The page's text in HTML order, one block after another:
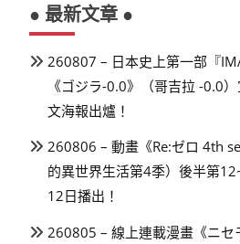
● 最新文章 ●
260807 – 日本史上第一部『
《ゴジラ-0.0》（哥吉拉 -0.0
文海報出爐！
260806 – 動畫《Re:ゼロ 4th
的異世界生活第4季）後半第
12日播出！
260805 – 線上連載漫畫《ニセ